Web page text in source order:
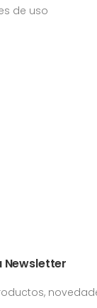
de uso
Newsletter